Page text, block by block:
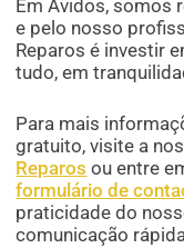
Em Avidos, somos
e pelo nosso
Reparos é investir
tudo, em
Para mais
gratuito, visite a
Reparos ou entre
formulário de
praticidade do
comunicação